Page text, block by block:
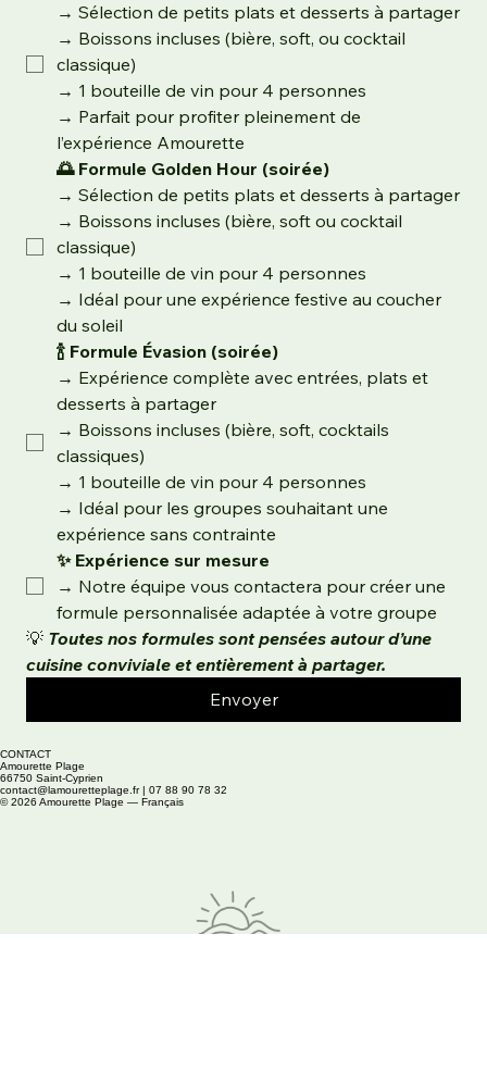
→ Sélection de petits plats et desserts à partager
→ Boissons incluses (bière, soft, ou cocktail
classique)
→ 1 bouteille de vin pour 4 personnes
→ Parfait pour profiter pleinement de
l’expérience Amourette
🌅 Formule Golden Hour (soirée)
→ Sélection de petits plats et desserts à partager
→ Boissons incluses (bière, soft ou cocktail
classique)
→ 1 bouteille de vin pour 4 personnes
→ Idéal pour une expérience festive au coucher
du soleil
🍾 Formule Évasion (soirée)
→ Expérience complète avec entrées, plats et
desserts à partager
→ Boissons incluses (bière, soft, cocktails
classiques)
→ 1 bouteille de vin pour 4 personnes
→ Idéal pour les groupes souhaitant une
expérience sans contrainte
✨ Expérience sur mesure
→ Notre équipe vous contactera pour créer une
formule personnalisée adaptée à votre groupe
💡 Toutes nos formules sont pensées autour d’une
cuisine conviviale et entièrement à partager.
Envoyer
CONTACT
Amourette Plage
66750 Saint-Cyprien
contact@lamouretteplage.fr | 07 88 90 78 32
© 2026 Amourette Plage — Français